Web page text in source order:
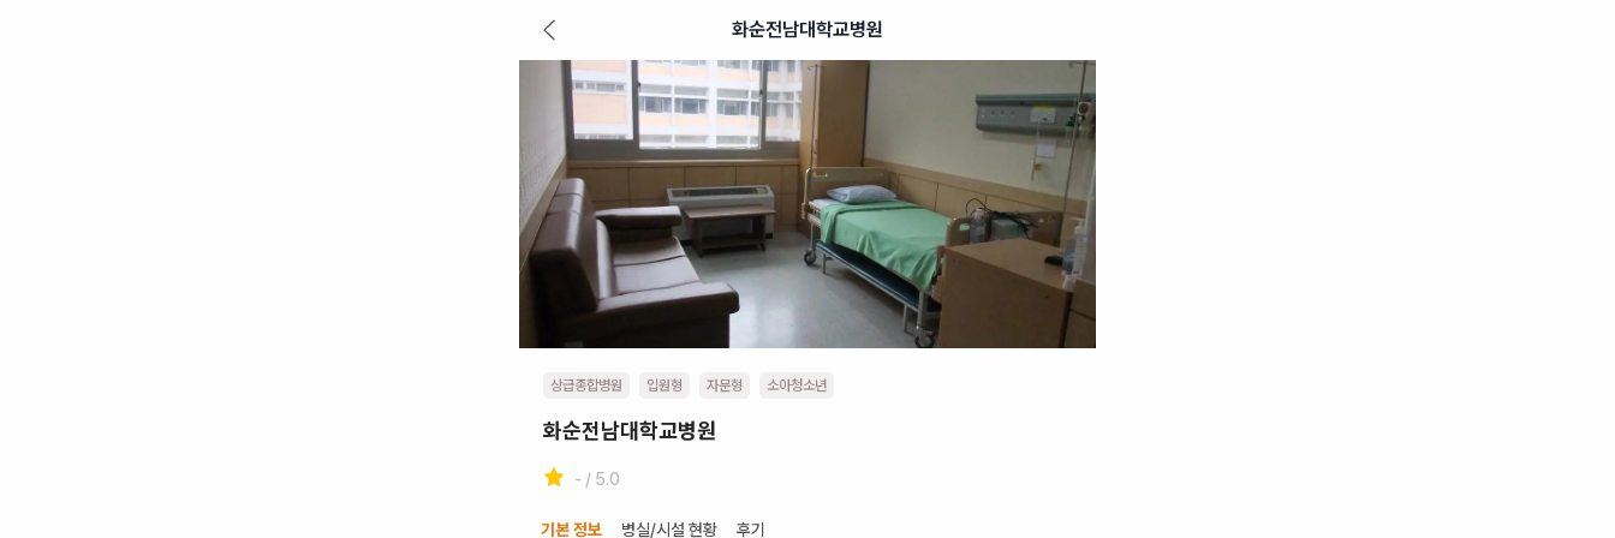
화순전남대학교병원
상급종합병원 입원형 자문형 소아청소년
화순전남대학교병원
- / 5.0
기본 정보 병실/시설 현황 후기